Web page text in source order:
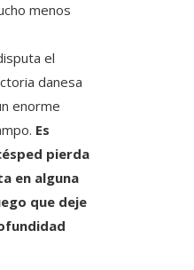
menos
el
danesa
enorme
Es
pierda
en alguna
que deje